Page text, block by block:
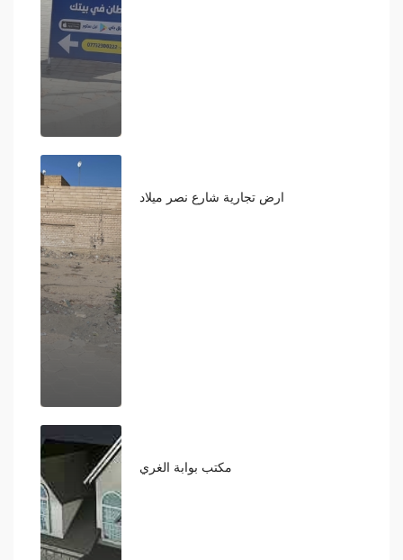
ارض تجارية شارع نصر ميلاد
مكتب بوابة الغري